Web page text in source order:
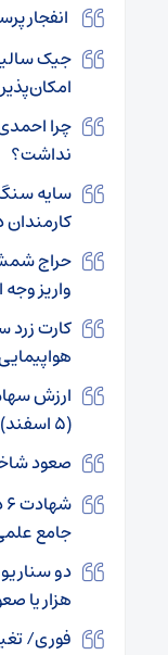
انفجار
جیک
نداشت؟
حراج
واریز
کارت زرد
(۵ اسفند)
صعود شاخص
جامع
هزار یا صعود به ۹۵
فوری/